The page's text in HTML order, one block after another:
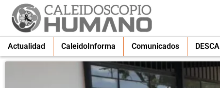
Actualidad CaleidoInforma Comunicados DESCA